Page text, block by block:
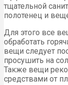
тщательной
полотенец и
Для этого все
обработать
вещи следует
просушить на
Также вещи
средствами от